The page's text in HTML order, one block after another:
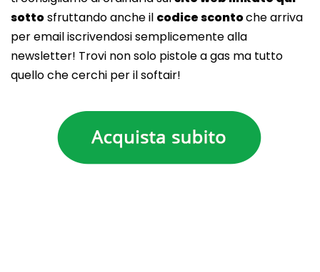
sottosfruttando anche il codice scontoche arriva
per email iscrivendosi semplicemente alla
newsletter! Trovi non solo pistole a gas ma tutto
quello che cerchi per il softair!